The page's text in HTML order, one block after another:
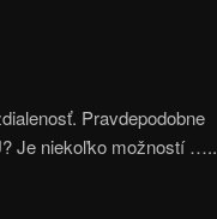
Pravdepodobne
Je niekoľko možností …..